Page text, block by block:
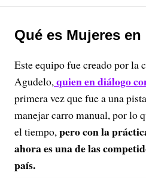
Qué es Mujeres en
Este equipo fue creado por la
Agudelo,quien en diálogo
primera vez que fue a una
manejar carro manual, por lo
el tiempo,pero con la
ahora es una de las
país.